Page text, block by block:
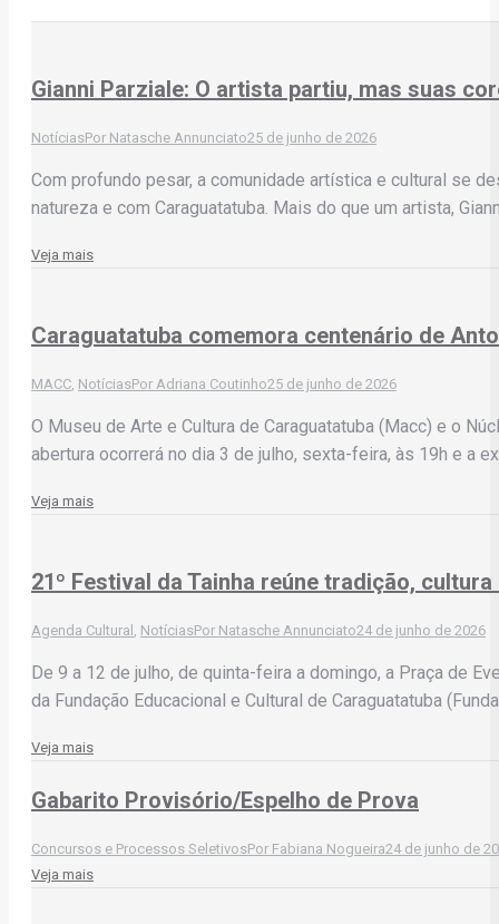
Gianni Parziale: O artista partiu, mas suas
NotíciasPor Natasche Annunciato25 de junho de 2026
Com profundo pesar, a comunidade artística e cultural se
natureza e com Caraguatatuba. Mais do que um artista,
Veja mais
Caraguatatuba comemora centenário de
MACC, NotíciasPor Adriana Coutinho25 de junho de 2026
O Museu de Arte e Cultura de Caraguatatuba (Macc) e o
abertura ocorrerá no dia 3 de julho, sexta-feira, às 19h e a
Veja mais
21º Festival da Tainha reúne tradição,
Agenda Cultural , NotíciasPor Natasche Annunciato24 de junho de 2026
De 9 a 12 de julho, de quinta-feira a domingo, a Praça de
da Fundação Educacional e Cultural de Caraguatatuba
Veja mais
Gabarito Provisório/Espelho de Prova
Concursos e Processos SeletivosPor Fabiana Nogueira24 de junho de
Veja mais